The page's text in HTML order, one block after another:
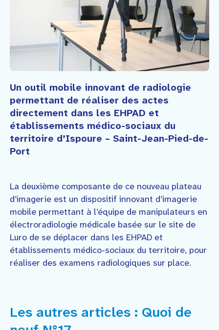
Un outil mobile innovant de radiologie
permettant de réaliser des actes
directement dans les EHPAD et
établissements médico-sociaux du
territoire d’Ispoure – Saint-Jean-Pied-de-
Port
La deuxième composante de ce nouveau plateau
d’imagerie est un dispositif innovant d’imagerie
mobile permettant à l’équipe de manipulateurs en
électroradiologie médicale basée sur le site de
Luro de se déplacer dans les EHPAD et
établissements médico-sociaux du territoire, pour
réaliser des examens radiologiques sur place.
Les autres articles : Quoi de